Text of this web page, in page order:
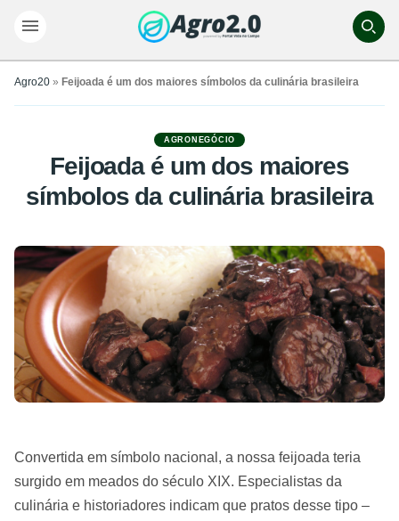
Agro20 » Feijoada é um dos maiores símbolos da culinária brasileira
AGRONEGÓCIO
Feijoada é um dos maiores
símbolos da culinária brasileira
Convertida em símbolo nacional, a nossa feijoada teria
surgido em meados do século XIX. Especialistas da
culinária e historiadores indicam que pratos desse tipo –